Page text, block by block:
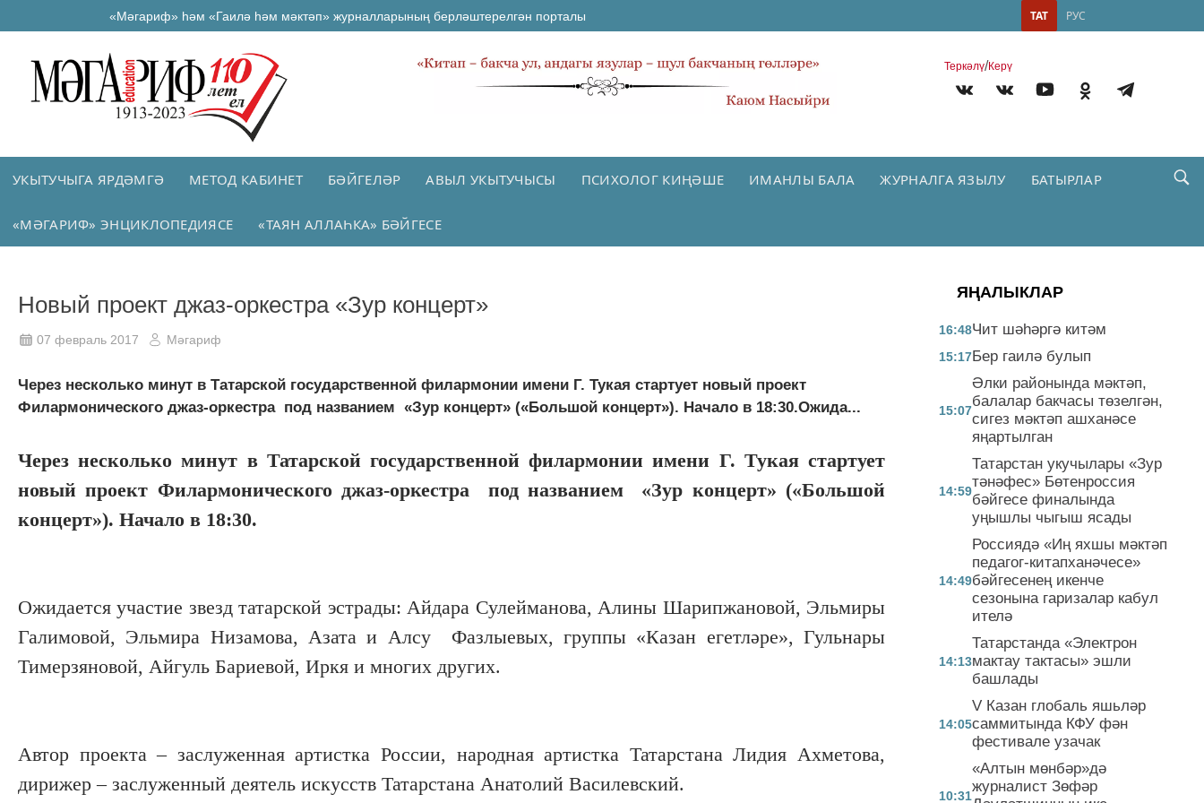
«Мәгариф» һәм «Гаилә һәм мәктәп» журналларының берләштерелгән порталы РУС
ТАТ
Теркəлү/Керү
УКЫТУЧЫГА ЯРДӘМГӘ МЕТОД КАБИНЕТ БӘЙГЕЛӘР АВЫЛ УКЫТУЧЫСЫ ПСИХОЛОГ КИҢӘШЕ ИМАНЛЫ БАЛА ЖУРНАЛГА ЯЗЫЛУ БАТЫРЛАР
«МӘГАРИФ» ЭНЦИКЛОПЕДИЯСЕ «ТАЯН АЛЛАҺКА» БӘЙГЕСЕ
Новый проект джаз-оркестра «Зур концерт»
07 февраль 2017 Мәгариф
Через несколько минут в Татарской государственной филармонии имени Г. Тукая стартует новый проект
Филармонического джаз-оркестра под названием «Зур концерт» («Большой концерт»). Начало в 18:30.Ожида...
Через несколько минут в Татарской государственной филармонии имени Г. Тукая стартует
новый проект Филармонического джаз-оркестра под названием «Зур концерт» («Большой
концерт»). Начало в 18:30.
Ожидается участие звезд татарской эстрады: Айдара Сулейманова, Алины Шарипжановой, Эльмиры
Галимовой, Эльмира Низамова, Азата и Алсу Фазлыевых, группы «Казан егетләре», Гульнары
Тимерзяновой, Айгуль Бариевой, Иркя и многих других.
Автор проекта – заслуженная артистка России, народная артистка Татарстана Лидия Ахметова,
дирижер – заслуженный деятель искусств Татарстана Анатолий Василевский.
ЯҢАЛЫКЛАР
16:48Чит шәһәргә китәм
15:17Бер гаилә булып
15:07
Әлки районында мәктәп,
балалар бакчасы төзелгән,
сигез мәктәп ашханәсе
яңартылган
14:59
Татарстан укучылары «Зур
тәнәфес» Бөтенроссия
бәйгесе финалында
уңышлы чыгыш ясады
14:49
Россиядә «Иң яхшы мәктәп
педагог-китапханәчесе»
бәйгесенең икенче
сезонына гаризалар кабул
ителә
14:13
Татарстанда «Электрон
мактау тактасы» эшли
башлады
14:05
V Казан глобаль яшьләр
саммитында КФУ фән
фестивале узачак
10:31
«Алтын мөнбәр»дә
журналист Зөфәр